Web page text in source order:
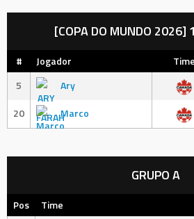
[COPA DO MUNDO 2026]
# Jogador Time
5
Ary
20
Marco
GRUPO A
Pos Time